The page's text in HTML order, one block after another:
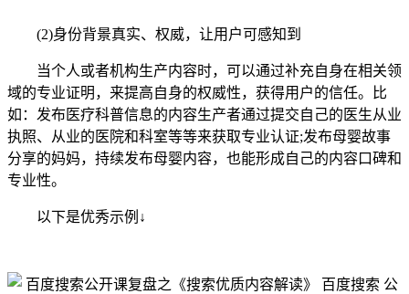
(2)身份背景真实、权威，让用户可感知到
当个人或者机构生产内容时，可以通过补充自身在相关领
域的专业证明，来提高自身的权威性，获得用户的信任。比
如：发布医疗科普信息的内容生产者通过提交自己的医生从业
执照、从业的医院和科室等等来获取专业认证;发布母婴故事
分享的妈妈，持续发布母婴内容，也能形成自己的内容口碑和
专业性。
以下是优秀示例↓